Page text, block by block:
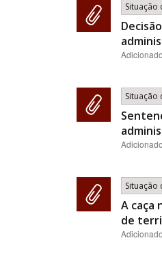
Situação
Situação
Situação
A caça
de